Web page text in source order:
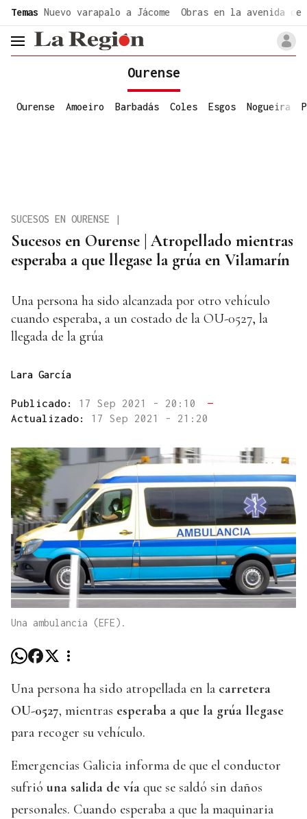
Temas Nuevo varapalo a Jácome Obras en la avenida de
header.menu.open
Ourense
Ourense Amoeiro Barbadás Coles Esgos Nogueira
Sucesos en Ourense | Atropellado mientras
esperaba a que llegase la grúa en Vilamarín
SUCESOS EN OURENSE |
Una persona ha sido alcanzada por otro vehículo
cuando esperaba, a un costado de la OU-0527, la
llegada de la grúa
Lara García
Publicado: 17 Sep 2021 - 20:10
—
Actualizado: 17 Sep 2021 - 21:20
Una ambulancia (EFE).
Una persona ha sido atropellada en la carretera
OU-0527, mientras esperaba a que la grúa llegase
para recoger su vehículo.
Emergencias Galicia informa de que el conductor
sufrió una salida de vía que se saldó sin daños
personales. Cuando esperaba a que la maquinaria